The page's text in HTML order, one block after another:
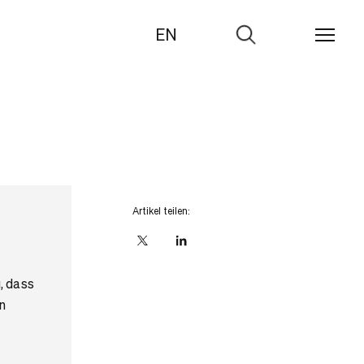
EN
Zur
dass
Artikel teilen:
X linkedIn